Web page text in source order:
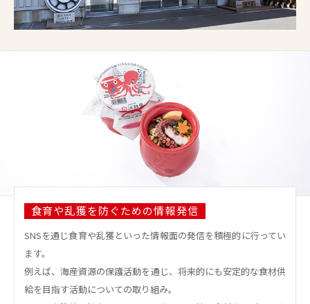
食育や乱獲を防ぐための情報発信
SNSを通じ食育や乱獲といった情報面の発信を積極的に行ってい
ます。
例えば、海産資源の保護活動を通じ、将来的にも安定的な食材供
給を目指す活動についての取り組み。